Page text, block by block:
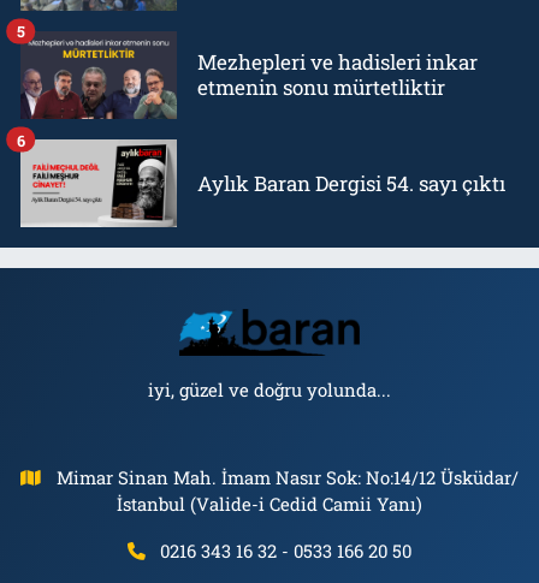
Mezhepleri ve hadisleri inkar
etmenin sonu mürtetliktir
5
Aylık Baran Dergisi 54. sayı çıktı
6
iyi, güzel ve doğru yolunda...
Mimar Sinan Mah. İmam Nasır Sok: No:14/12 Üsküdar/
İstanbul (Valide-i Cedid Camii Yanı)
0216 343 16 32 - 0533 166 20 50